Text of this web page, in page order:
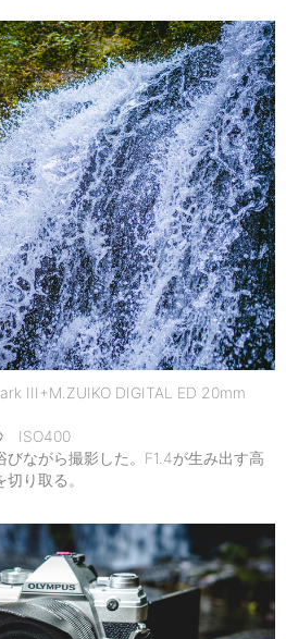
III+M.ZUIKO DIGITAL ED 20mm
ISO400
ながら撮影した。F1.4が生み出す高
り取る。